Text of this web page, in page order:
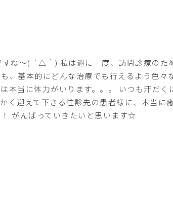
ね～( ´△｀) 私は週に一度、訪問診療のた
、基本的にどんな治療でも行えるよう色々
本当に体力がいります。。。 いつも汗だく
く迎えて下さる往診先の患者様に、本当に
がんばっていきたいと思います☆